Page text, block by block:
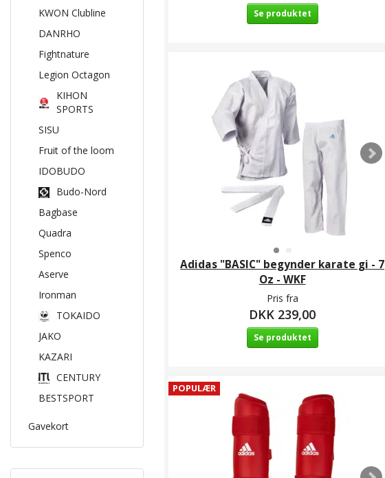
KWON Clubline
DANRHO
Fightnature
Legion Octagon
KIHON
SPORTS
SISU
Fruit of the loom
IDOBUDO
Budo-Nord
Bagbase
Quadra
Spenco
Aserve
Ironman
TOKAIDO
JAKO
KAZARI
CENTURY
BESTSPORT
Gavekort
Se produktet
Adidas "BASIC" begynder karate gi - 7
Oz - WKF
Pris fra
DKK 239,00
Se produktet
POPULÆR